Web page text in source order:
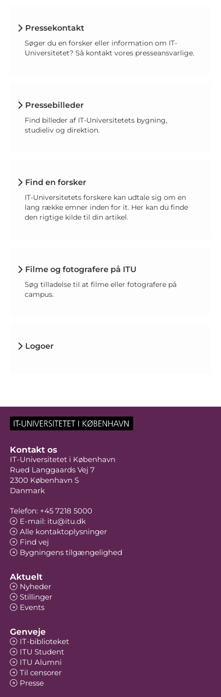
Pressekontakt
Søger du en forsker eller information om IT-
Universitetet? Så kontakt vores presseansvarlige.
Pressebilleder
Find billeder af IT-Universitetets bygning,
studieliv og direktion.
Find en forsker
IT-Universitetets forskere kan udtale sig om en
lang række emner inden for it. Her kan du finde
den rigtige kilde til din artikel.
Filme og fotografere på ITU
Søg tilladelse til at filme eller fotografere på
campus.
Logoer
Kontakt os
IT-Universitetet i København
Rued Langgaards Vej 7
2300 København S
Danmark
Telefon: +45 7218 5000
E-mail: itu@itu.dk
Alle kontaktoplysninger
Find vej
Bygningens tilgængelighed
Aktuelt
Nyheder
Stillinger
Events
Genveje
IT-biblioteket
ITU Student
ITU Alumni
Til censorer
Presse